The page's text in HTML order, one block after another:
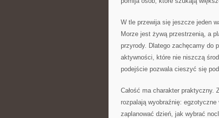
W tle przewija się jeszcze jeden
Morze jest żywą przestrzenią, a
przyrody. Dlatego zachęcamy do
aktywności, które nie niszczą
podejście pozwala cieszyć się
Całość ma charakter praktyczny.
rozpalają wyobraźnię:
zaplanować dzień, jak wybrać